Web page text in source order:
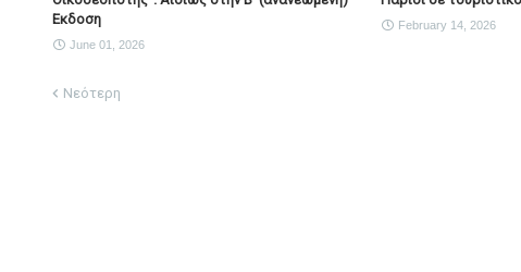
Εκδοση
June 01, 2026
February 14, 2026
Νεότερη